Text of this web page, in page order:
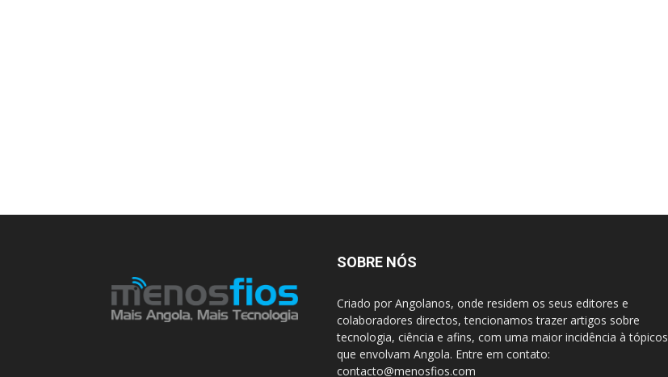
SOBRE NÓS
Criado por Angolanos, onde residem os seus editores e
colaboradores directos, tencionamos trazer artigos sobre
tecnologia, ciência e afins, com uma maior incidência à tópicos
que envolvam Angola. Entre em contato:
contacto@menosfios.com